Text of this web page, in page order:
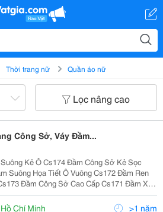
Thời trang nữ Quần áo nữ
Lọc nâng cao
Công Sở, Váy Đầm...
Ô Cs174 Đầm Công Sở Kẻ Sọc
Cs171 Đầm Xòe
Thu Đông Cs169 Đầm Công Sở Cao Cấp Cs166 Đầm
Hồ Chí Minh >1 năm